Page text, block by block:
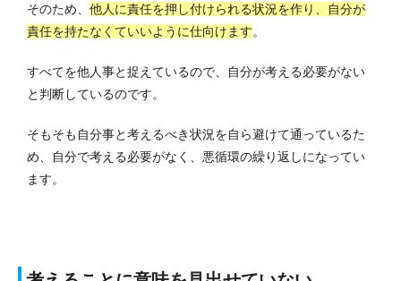
そのため、 他人に責任を押し付けられる状況を作り、自分が
責任を持たなくていいように仕向けます。
すべてを他人事と捉えているので、自分が考える必要がない
と判断しているのです。
そもそも自分事と考えるべき状況を自ら避けて通っているた
め、自分で考える必要がなく、悪循環の繰り返しになってい
ます。